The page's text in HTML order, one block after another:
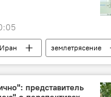
Иран землетрясение
представитель